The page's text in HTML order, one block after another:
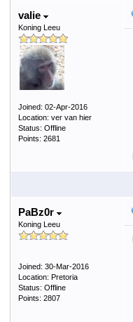
valie
Koning Leeu
Joined: 02-Apr-2016
Location: ver van hier
Status: Offline
Points: 2681
PaBz0r
Koning Leeu
Joined: 30-Mar-2016
Location: Pretoria
Status: Offline
Points: 2807